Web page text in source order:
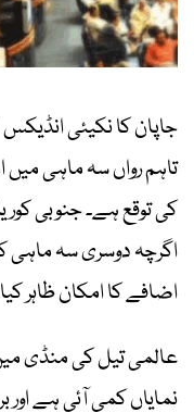
جاپان کا نکیئی انڈیکس
کی توقع ہے۔ جنوبی
اضافے کا امکان ظاہر
عالمی تیل کی منڈی